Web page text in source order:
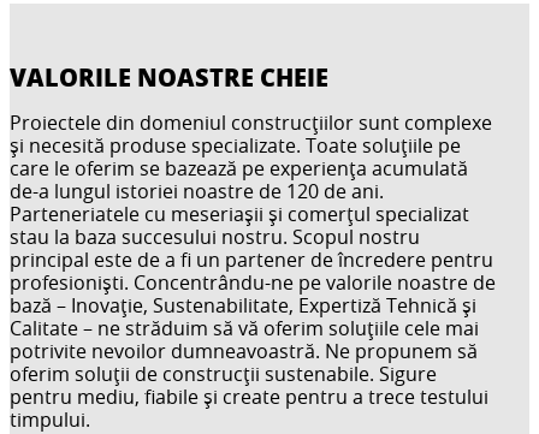
VALORILE NOASTRE CHEIE
Proiectele din domeniul construcțiilor sunt complexe
și necesită produse specializate. Toate soluțiile pe
care le oferim se bazează pe experiența acumulată
de-a lungul istoriei noastre de 120 de ani.
Parteneriatele cu meseriașii și comerțul specializat
stau la baza succesului nostru. Scopul nostru
principal este de a fi un partener de încredere pentru
profesioniști. Concentrându-ne pe valorile noastre de
bază – Inovație, Sustenabilitate, Expertiză Tehnică și
Calitate – ne străduim să vă oferim soluțiile cele mai
potrivite nevoilor dumneavoastră. Ne propunem să
oferim soluții de construcții sustenabile. Sigure
pentru mediu, fiabile și create pentru a trece testului
timpului.